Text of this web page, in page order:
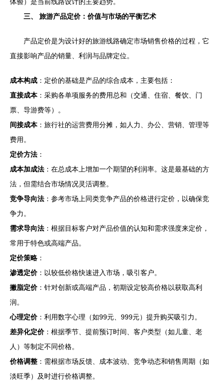
三、 旅游产品定价：价值与市场的平衡艺术
产品定价是为设计好的旅游线路确定市场销售价格的过程，它
直接影响产品的销量、利润与品牌定位。
成本构成 ：定价的基础是产品的综合成本，主要包括：
直接成本：采购各单项服务的费用总和（交通、住宿、餐饮、门
票、导游费等）。
间接成本：旅行社的运营费用分摊，如人力、办公、营销、管理等
费用。
定价方法 ：
成本加成法 ：在总成本上增加一个期望的利润率。这是最基础的方
法，但需结合市场情况灵活调整。
竞争导向法 ：参考市场上同类竞争产品的价格进行定价，以确保竞
争力。
需求导向法 ：根据目标客户对产品价值的认知和需求强度来定价，
常用于特色或高端产品。
定价策略 ：
渗透定价：以较低价格快速进入市场，吸引客户。
撇脂定价：针对创新或高端产品，初期设定较高价格以获取高利
润。
心理定价：利用数字心理（如99元、999元）提升购买吸引力。
差异化定价：根据季节、提前预订时间、客户类型（如儿童、老
人）等制定不同价格。
价格调整 ：需根据市场反馈、成本波动、竞争动态和销售周期（如
淡旺季）及时进行价格调整。